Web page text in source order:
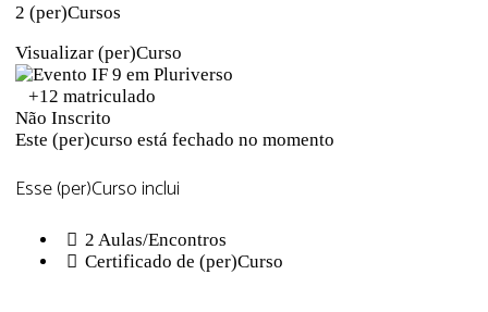
2 (per)Cursos
Visualizar (per)Curso
+12matriculado
Não Inscrito
Este (per)curso está fechado no momento
Esse (per)Curso inclui
2 Aulas/Encontros
Certificado de (per)Curso